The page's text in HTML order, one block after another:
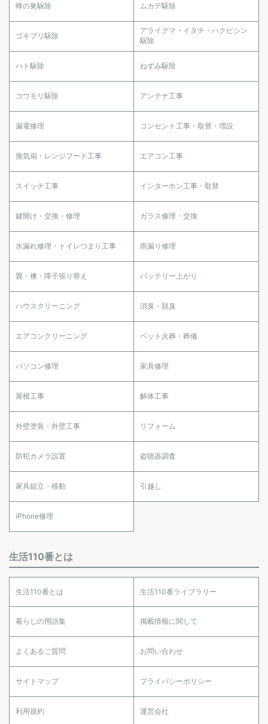
蜂の巣駆除 ムカデ駆除
ゴキブリ駆除
アライグマ・イタチ・ハクビシン
駆除
ハト駆除 ねずみ駆除
コウモリ駆除 アンテナ工事
漏電修理 コンセント工事・取替・増設
換気扇・レンジフード工事 エアコン工事
スイッチ工事 インターホン工事・取替
鍵開け・交換・修理 ガラス修理・交換
水漏れ修理・トイレつまり工事 雨漏り修理
畳・襖・障子張り替え バッテリー上がり
ハウスクリーニング 消臭・脱臭
エアコンクリーニング ペット火葬・葬儀
パソコン修理 家具修理
屋根工事 解体工事
外壁塗装・外壁工事 リフォーム
防犯カメラ設置 盗聴器調査
家具組立・移動 引越し
iPhone修理
生活110番とは
生活110番とは 生活110番ライブラリー
暮らしの用語集 掲載情報に関して
よくあるご質問 お問い合わせ
サイトマップ プライバシーポリシー
利用規約 運営会社